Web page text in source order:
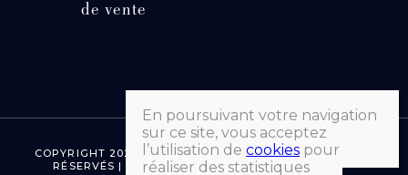
de vente
COPYRIGHT 2026 © LIBRAIRIE HATCHUEL | TOUS DROITS
RÉSERVÉS | FAIT AVEC ♡ PAR MORGANE SEVENET
En poursuivant votre navigation
sur ce site, vous acceptez
l’utilisation de cookies pour
réaliser des statistiques